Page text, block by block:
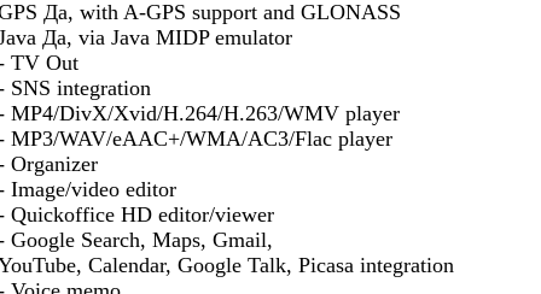
Да, with A-GPS support and GLONASS
Да, via Java MIDP emulator
TV Out
SNS integration
MP4/DivX/Xvid/H.264/H.263/WMV player
MP3/WAV/eAAC+/WMA/AC3/Flac player
Organizer
Image/video editor
Quickoffice HD editor/viewer
Google Search, Maps, Gmail,
Calendar, Google Talk, Picasa integration